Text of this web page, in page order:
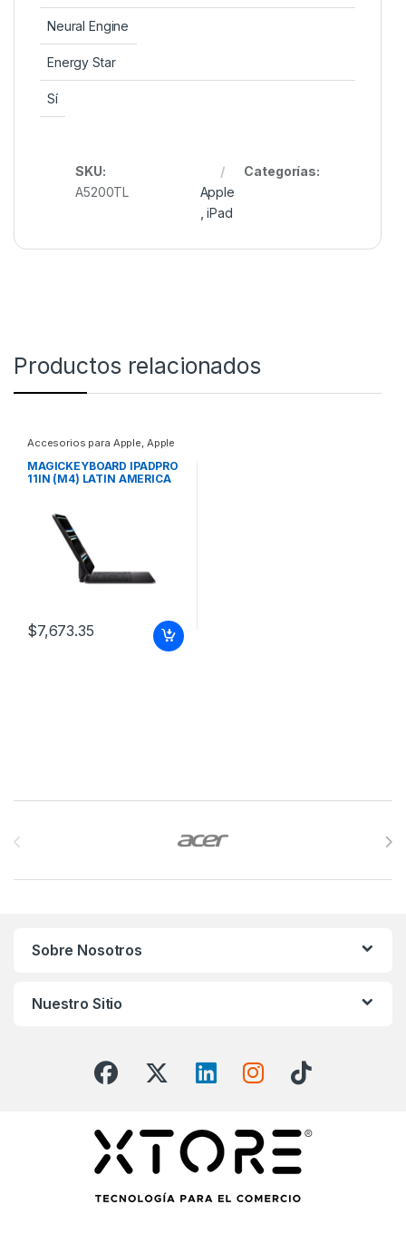
Neural Engine
Energy Star
Sí
SKU:
A5200TL
Categorías:
Apple
,iPad
Productos relacionados
Accesorios para Apple, Apple
MAGICKEYBOARD IPADPRO
11IN (M4) LATIN AMERICA
$7,673.35
Sobre Nosotros
Nuestro Sitio